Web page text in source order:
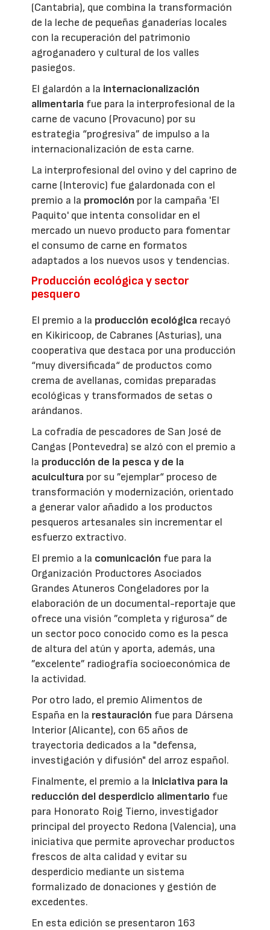
(Cantabria), que combina la transformación
de la leche de pequeñas ganaderías locales
con la recuperación del patrimonio
agroganadero y cultural de los valles
pasiegos.
El galardón a la internacionalización
alimentaria fue para la interprofesional de la
carne de vacuno (Provacuno) por su
estrategia “progresiva” de impulso a la
internacionalización de esta carne.
La interprofesional del ovino y del caprino de
carne (Interovic) fue galardonada con el
premio a la promoción por la campaña 'El
Paquito' que intenta consolidar en el
mercado un nuevo producto para fomentar
el consumo de carne en formatos
adaptados a los nuevos usos y tendencias.
Producción ecológica y sector
pesquero
El premio a la producción ecológica recayó
en Kikiricoop, de Cabranes (Asturias), una
cooperativa que destaca por una producción
“muy diversificada“ de productos como
crema de avellanas, comidas preparadas
ecológicas y transformados de setas o
arándanos.
La cofradía de pescadores de San José de
Cangas (Pontevedra) se alzó con el premio a
la producción de la pesca y de la
acuicultura por su ”ejemplar“ proceso de
transformación y modernización, orientado
a generar valor añadido a los productos
pesqueros artesanales sin incrementar el
esfuerzo extractivo.
El premio a la comunicación fue para la
Organización Productores Asociados
Grandes Atuneros Congeladores por la
elaboración de un documental-reportaje que
ofrece una visión ”completa y rigurosa“ de
un sector poco conocido como es la pesca
de altura del atún y aporta, además, una
”excelente” radiografía socioeconómica de
la actividad.
Por otro lado, el premio Alimentos de
España en la restauración fue para Dársena
Interior (Alicante), con 65 años de
trayectoria dedicados a la "defensa,
investigación y difusión" del arroz español.
Finalmente, el premio a la iniciativa para la
reducción del desperdicio alimentario fue
para Honorato Roig Tierno, investigador
principal del proyecto Redona (Valencia), una
iniciativa que permite aprovechar productos
frescos de alta calidad y evitar su
desperdicio mediante un sistema
formalizado de donaciones y gestión de
excedentes.
En esta edición se presentaron 163